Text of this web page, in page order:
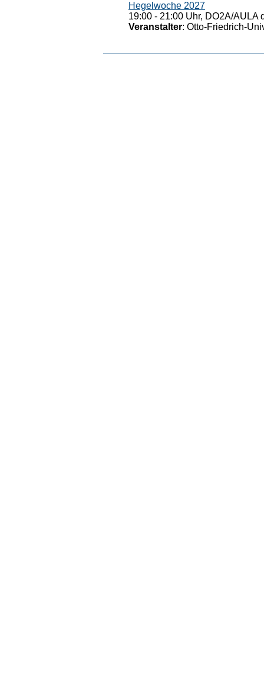
Hegelwoche 2027
19:00 - 21:00 Uhr, DO2A/
Veranstalter: Otto-Friedrich-